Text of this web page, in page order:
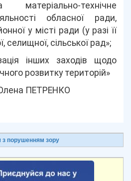
технічне
обласної ради,
у місті ради (у разі її
селищної, сільської рад»;
інших заходів щодо
розвитку територій»
ПЕТРЕНКО
порушенням зору